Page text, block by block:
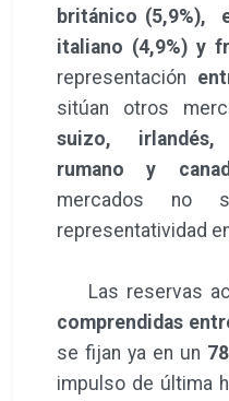
británico (5,9%),
italiano (4,9%) y
representación
sitúan otros
suizo, irlandés,
rumano y
mercados no
representatividad
Las reservas
comprendidas
se fijan ya en un
impulso de última